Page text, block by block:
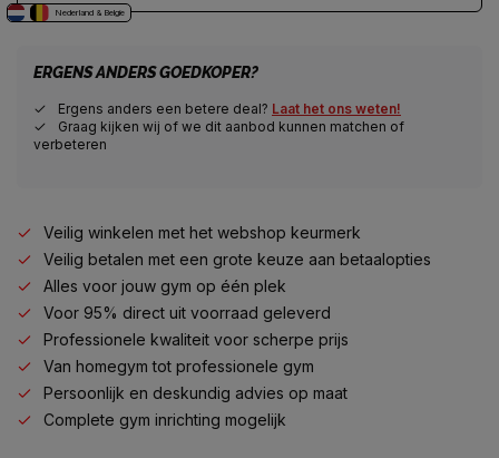
Nederland & Belgie
ERGENS ANDERS GOEDKOPER?
Ergens anders een betere deal? Laat het ons weten!
Graag kijken wij of we dit aanbod kunnen matchen of
verbeteren
Veilig winkelen met het webshop keurmerk
Veilig betalen met een grote keuze aan betaalopties
Alles voor jouw gym op één plek
Voor 95% direct uit voorraad geleverd
Professionele kwaliteit voor scherpe prijs
Van homegym tot professionele gym
Persoonlijk en deskundig advies op maat
Complete gym inrichting mogelijk